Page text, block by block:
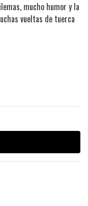
mucho humor y la
vueltas de tuerca